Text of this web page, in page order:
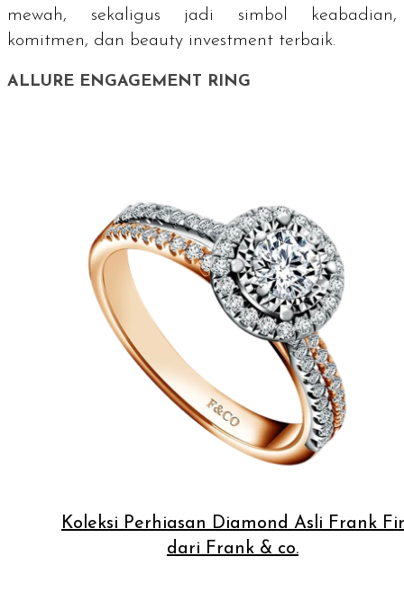
mewah, sekaligus jadi simbol keabadian,
komitmen, dan beauty investment terbaik.
ALLURE ENGAGEMENT RING
Koleksi Perhiasan Diamond Asli Frank
dari Frank & co.